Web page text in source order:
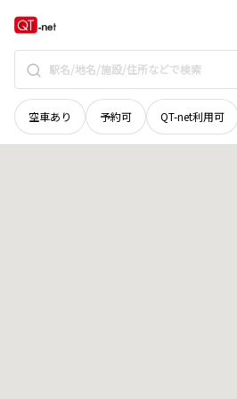
空車あり 予約可 QT-net利用可
香川県